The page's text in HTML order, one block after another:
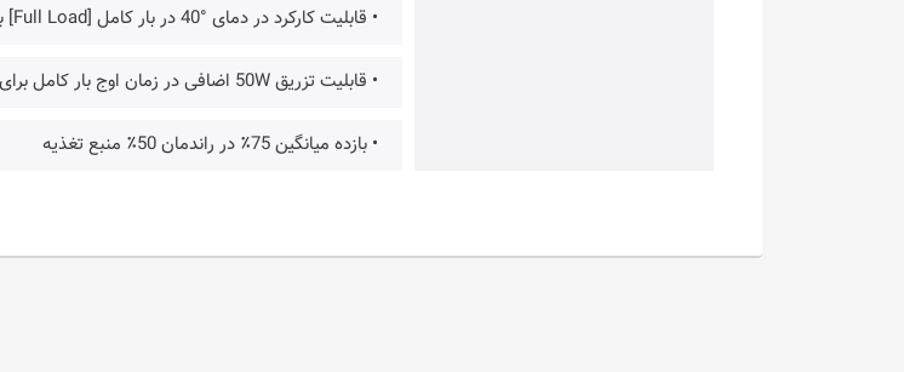
• قابلیت کارکرد در دمای °40 در بار کامل [Full Load] برای افزایش طول عمر در محیط‌های گرم
• قابلیت تزریق 50W اضافی در زمان اوج بار کامل برای حداکثر ۱0 ثانیه
• بازده میانگین 75٪ در راندمان 50٪ منبع تغذیه